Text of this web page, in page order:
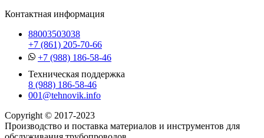
Контактная информация
88003503038
+7 (861) 205-70-66
+7 (988) 186-58-46
Техническая поддержка
8 (988) 186-58-46
001@tehnovik.info
Copyright © 2017-2023
Производство и поставка материалов и инструментов для